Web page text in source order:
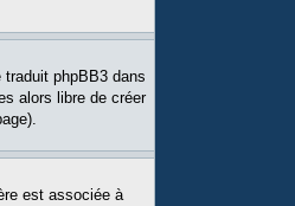
traduit phpBB3 dans
alors libre de créer
est associée à